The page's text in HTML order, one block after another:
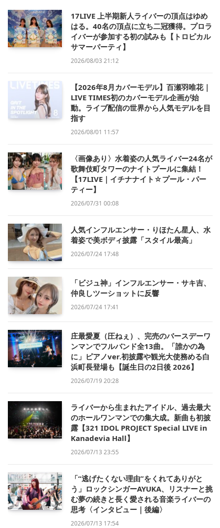
17LIVE 上半期新人ライバーの頂点はゆめ
はる。40名の頂点に立ち二冠獲得。プロラ
イバーが参加する初の試みも【トロピカル
サマーパーティ】
2026/08/03 21:12
【2026年8月カバーモデル】百瀬羽唯花｜
LIVE TIMES初のカバーモデル企画が始
動。ライブ配信の世界から人気モデルを目
指す
2026/08/01 11:57
〈画像あり〉水着姿の人気ライバー24名が
歌舞伎町タワーのナイトプールに集結！
【17LIVE｜イチナナイト☆プール・パー
ティー】
2026/07/31 00:08
人気インフルエンサー・りほたん星人、水
着姿で美ボディ披露「スタイル最高」
2026/07/24 17:48
「ビジュ神」インフルエンサー・サキ吉、
仲良しツーショットに反響
2026/07/24 17:41
庄最愛夏（圧ねぇ）、完売のバースデーワ
ンマンでフルバンド全13曲。「誰かの為
に」ピアノver.初披露や観光大使務める白
浜町長登場も【誕生日の2日後 2026】
2026/07/19 20:28
ライバーから生まれたアイドル、過去最大
のホールワンマンでの集大成。新曲も初披
露【321 IDOL PROJECT Special LIVE in
Kanadevia Hall】
2026/07/13 23:55
「“逃げたくない理由”をくれてありがと
う」ロックシンガーAYUKA、リスナーと挑
む夢の続きと長く愛される音楽ライバーの
思考〈インタビュー｜後編〉
2026/07/13 17:54